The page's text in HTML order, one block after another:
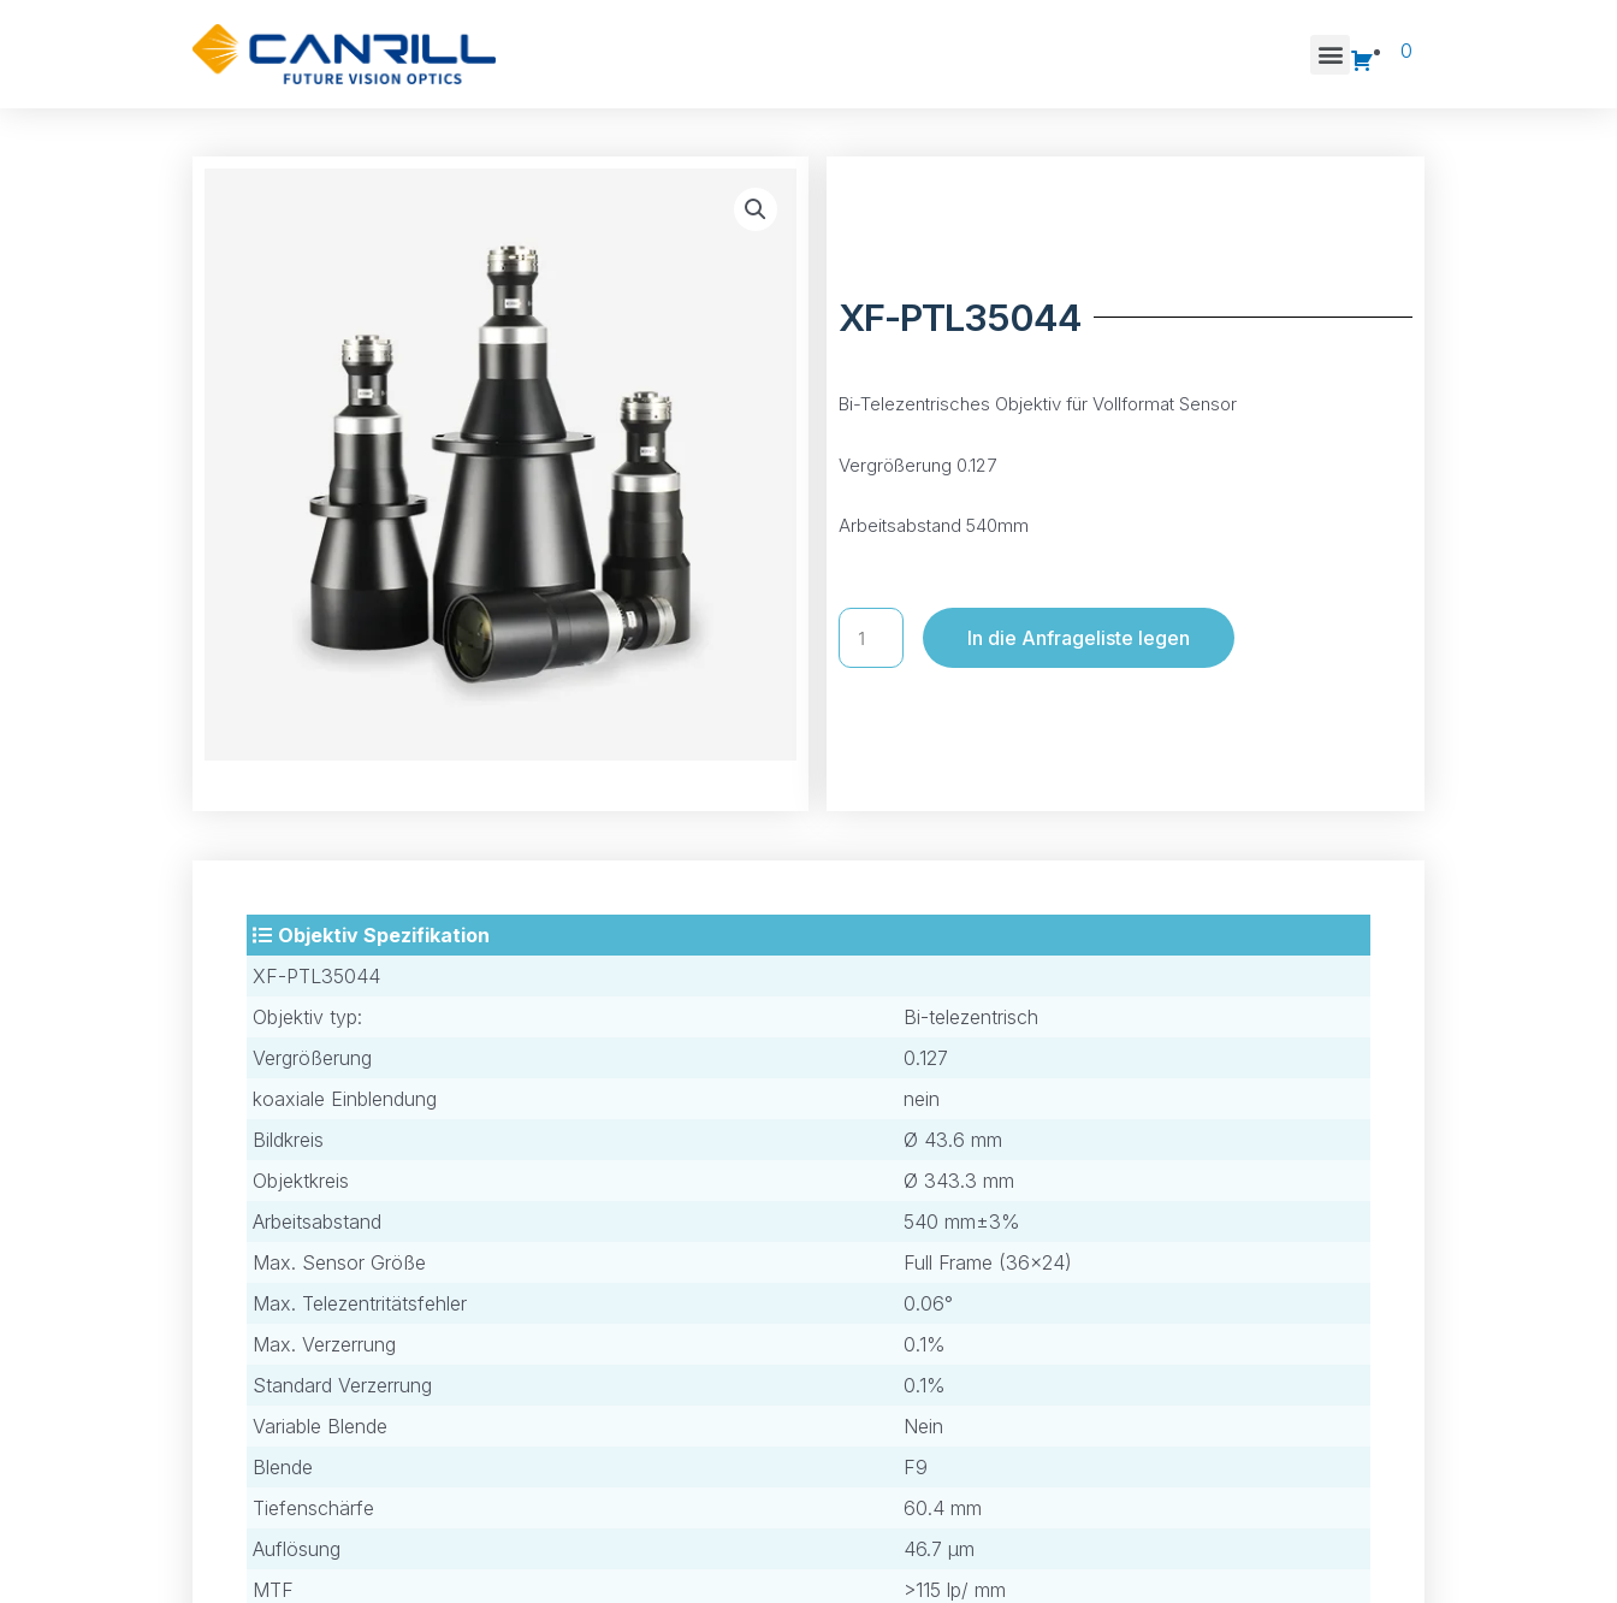
0
XF-PTL35044
Bi-Telezentrisches Objektiv für Vollformat Sensor
Vergrößerung 0.127
Arbeitsabstand 540mm
In die Anfrageliste legen
Objektiv Spezifikation
XF-PTL35044
Objektiv typ:
Bi-telezentrisch
Vergrößerung
0.127
koaxiale Einblendung
nein
Bildkreis
Ø 43.6 mm
Objektkreis
Ø 343.3 mm
Arbeitsabstand
540 mm±3%
Max. Sensor Größe
Full Frame (36×24)
Max. Telezentritätsfehler
0.06°
Max. Verzerrung
0.1%
Standard Verzerrung
0.1%
Variable Blende
Nein
Blende
F9
Tiefenschärfe
60.4 mm
Auflösung
46.7 μm
MTF
>115 lp/ mm